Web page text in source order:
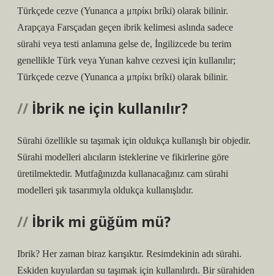
Türkçede cezve (Yunanca a μπρίκι bríki) olarak bilinir.
Arapçaya Farsçadan geçen ibrik kelimesi aslında sadece
sürahi veya testi anlamına gelse de, İngilizcede bu terim
genellikle Türk veya Yunan kahve cezvesi için kullanılır;
Türkçede cezve (Yunanca a μπρίκι bríki) olarak bilinir.
İbrik ne için kullanılır?
Sürahi özellikle su taşımak için oldukça kullanışlı bir objedir.
Sürahi modelleri alıcıların isteklerine ve fikirlerine göre
üretilmektedir. Mutfağınızda kullanacağınız cam sürahi
modelleri şık tasarımıyla oldukça kullanışlıdır.
İbrik mi güğüm mü?
Ibrik? Her zaman biraz karışıktır. Resimdekinin adı sürahi.
Eskiden kuyulardan su taşımak için kullanılırdı. Bir sürahiden